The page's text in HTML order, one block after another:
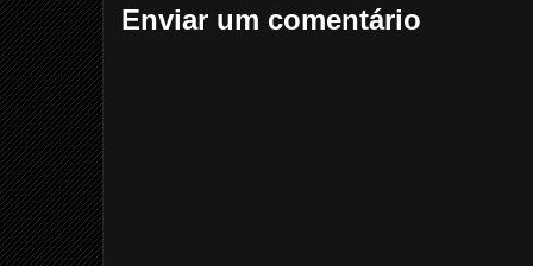
Enviar um comentário